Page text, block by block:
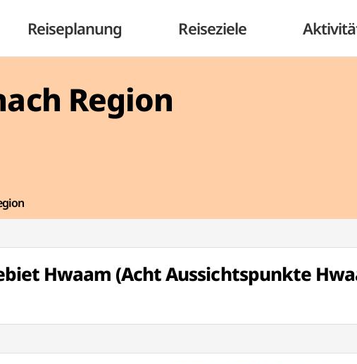
Reiseplanung Reiseziele
Region
Hwaam (Acht Aussichtspunkte